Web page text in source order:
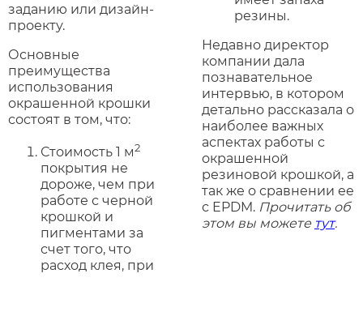
заданию или дизайн-
проекту.
Основные
преимущества
использования
окрашенной крошки
состоят в том, что:
Стоимость 1 м2
покрытия не
дороже, чем при
работе с черной
крошкой и
пигментами за
счет того, что
расход клея, при
резины.
Недавно директор
компании дала
познавательное
интервью, в котором
детально рассказала о
наиболее важных
аспектах работы с
окрашенной
резиновой крошкой, а
так же о сравнении ее
с EPDM. Прочитать об
этом вы можете тут.